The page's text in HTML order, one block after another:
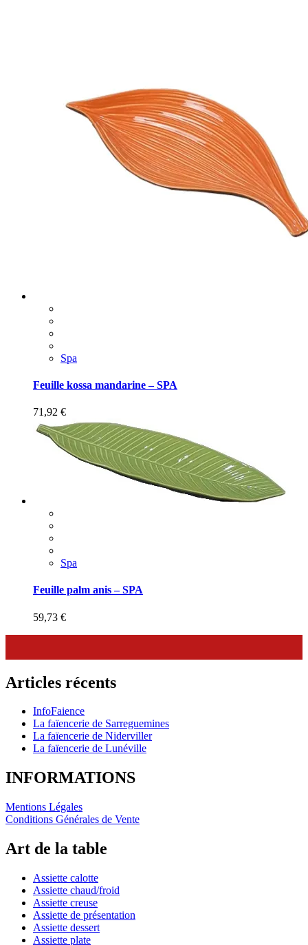
Spa
Feuille kossa mandarine – SPA
71,92 €
Spa
Feuille palm anis – SPA
59,73 €
Articles récents
InfoFaience
La faïencerie de Sarreguemines
La faïencerie de Niderviller
La faïencerie de Lunéville
INFORMATIONS
Mentions Légales
Conditions Générales de Vente
Art de la table
Assiette calotte
Assiette chaud/froid
Assiette creuse
Assiette de présentation
Assiette dessert
Assiette plate